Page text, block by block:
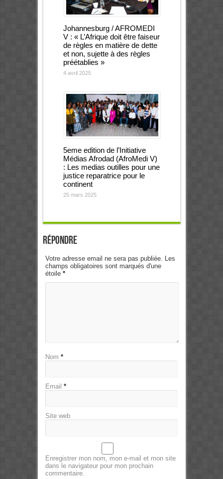
Johannesburg / AFROMEDI
V : « L’Afrique doit être faiseur
de règles en matière de dette
et non, sujette à des règles
préétablies »
4 avril 2025
5eme edition de l’Initiative
Médias Afrodad (AfroMedi V)
: Les medias outilles pour une
justice reparatrice pour le
continent
25 mars 2025
Répondre
Votre adresse email ne sera pas publiée. Les
champs obligatoires sont marqués d'une
étoile *
Nom *
Email *
Site web
Enregistrer mon nom, mon e-mail et mon site
dans le navigateur pour mon prochain
commentaire.